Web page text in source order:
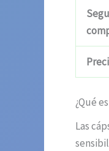
¿Qué
Las